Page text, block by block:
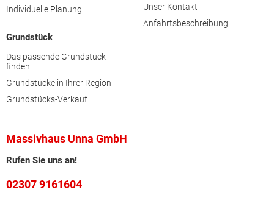
Individuelle Planung
Grundstück
Das passende Grundstück
finden
Grundstücke in Ihrer Region
Grundstücks-Verkauf
Unser Kontakt
Anfahrtsbeschreibung
Massivhaus Unna GmbH
Rufen Sie uns an!
02307 9161604